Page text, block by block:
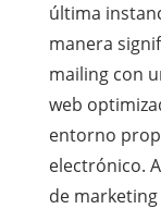
última
manera
mailing con
web
entorno
electrónico.
de marketing